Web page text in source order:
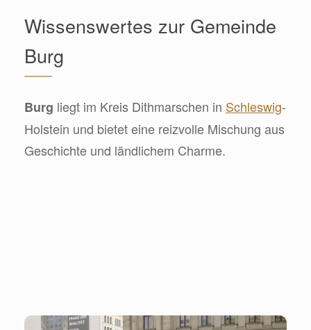
Wissenswertes zur Gemeinde
Burg
Burg liegt im Kreis Dithmarschen in Schleswig-
Holstein und bietet eine reizvolle Mischung aus
Geschichte und ländlichem Charme.